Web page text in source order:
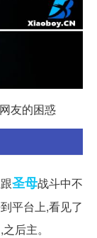
友的困惑
圣母战斗中不
平台上,看见了
后主。